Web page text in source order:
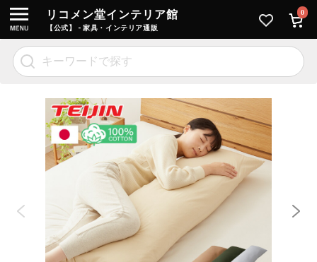
リコメン堂インテリア館
【公式】 - 家具・インテリア通販
0